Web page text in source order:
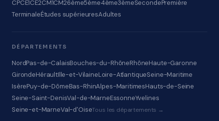
CPCE1CE2CM1CM26ème5ème4ème3èmeSecondePremière
TerminaleÉtudes supérieuresAdultes
DÉPARTEMENTS
NordPas-de-CalaisBouches-du-RhôneRhôneHaute-Garonne
GirondeHéraultIlle-et-VilaineLoire-AtlantiqueSeine-Maritime
IsèrePuy-de-DômeBas-RhinAlpes-MaritimesHauts-de-Seine
Seine-Saint-DenisVal-de-MarneEssonneYvelines
Seine-et-MarneVal-d'OiseTous les départements →